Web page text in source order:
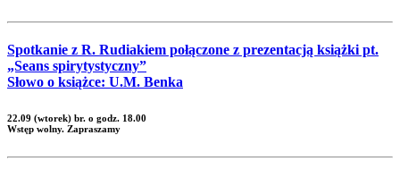
Spotkanie z R. Rudiakiem połączone z prezentacją książki pt.
„Seans spirytystyczny”
Słowo o książce: U.M. Benka
22.09 (wtorek) br. o godz. 18.00
Wstęp wolny. Zapraszamy